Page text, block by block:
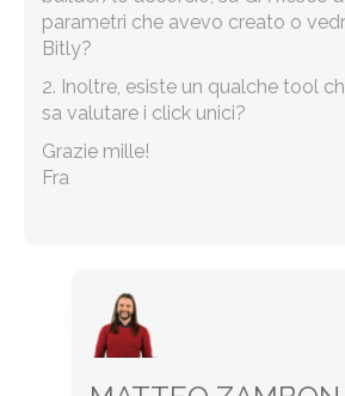
parametri che avevo creato o
Bitly?
2. Inoltre, esiste un qualche tool
sa valutare i click unici?
Grazie mille!
Fra